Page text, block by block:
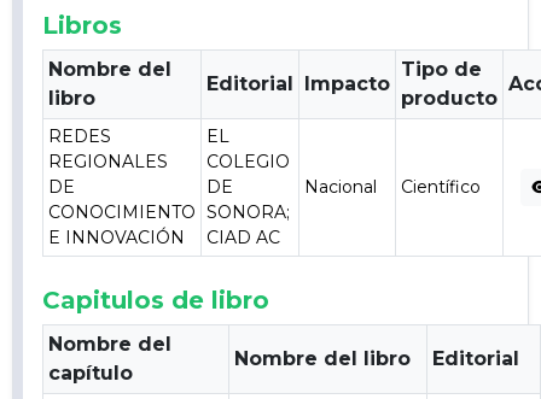
Libros
Nombre del
libro
Editorial Impacto
Tipo de
producto
REDES
REGIONALES
DE
CONOCIMIENTO
E INNOVACIÓN
EL
COLEGIO
DE
SONORA;
CIAD AC
Nacional Científico
Capitulos de libro
Nombre del
capítulo
Nombre del libro Editorial